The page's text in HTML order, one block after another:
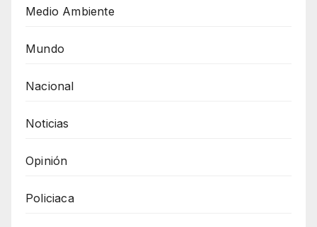
Medio Ambiente
Mundo
Nacional
Noticias
Opinión
Policiaca